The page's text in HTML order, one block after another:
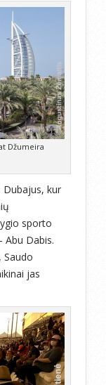
Džumeira
Dubajus, kur
sporto
Dabis.
Saudo
jas